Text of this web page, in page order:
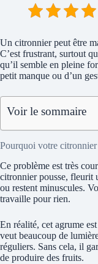
Un citronnier peut être
C’est frustrant, surtout
qu’il semble en pleine
petit manque ou d’un
Voir le sommaire
Pourquoi votre
Ce problème est très
citronnier pousse, fleurit
ou restent minuscules.
travaille pour rien.
En réalité, cet agrume
veut beaucoup de
réguliers. Sans cela, il
de produire des fruits.